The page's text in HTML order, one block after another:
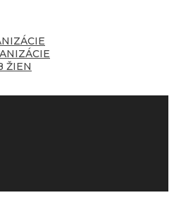
ŽIEN